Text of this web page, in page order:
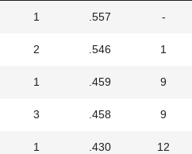
1 .557 -
2 .546 1
1 .459 9
3 .458 9
1 .430 12